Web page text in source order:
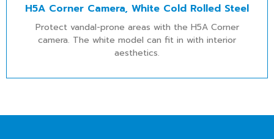
H5A Corner Camera, White Cold Rolled Steel
Protect vandal-prone areas with the H5A Corner
camera. The white model can fit in with interior
aesthetics.